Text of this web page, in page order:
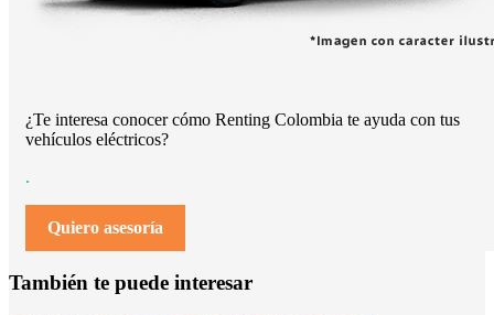
¿Te interesa conocer cómo Renting Colombia te ayuda con tus
vehículos eléctricos?
.
Quiero asesoría
También te puede interesar